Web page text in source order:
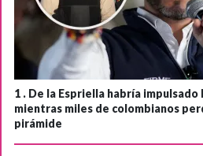
1 . De la Espriella habría impulsado
mientras miles de colombianos
pirámide